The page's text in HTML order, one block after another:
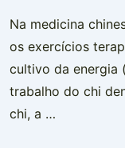
Na medicina
os exercícios
cultivo da energia
trabalho do chi
chi, a …